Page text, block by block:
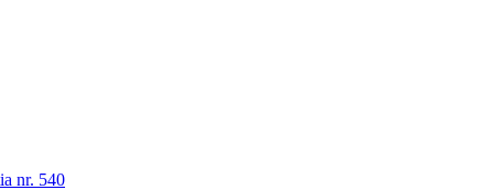
nr. 540